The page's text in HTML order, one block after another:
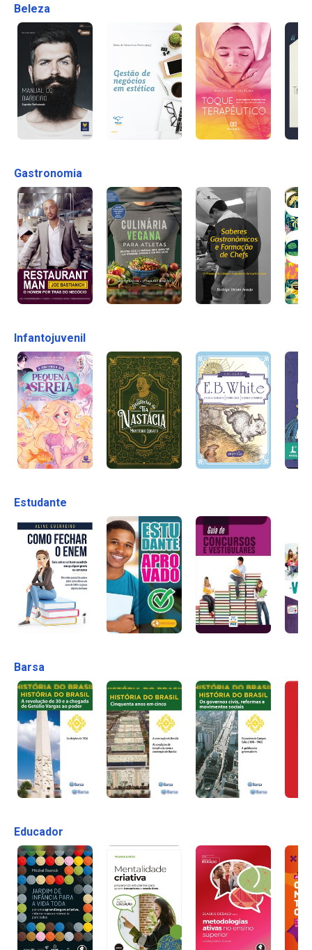
Beleza
Gastronomia
Infantojuvenil
Estudante
Barsa
Educador